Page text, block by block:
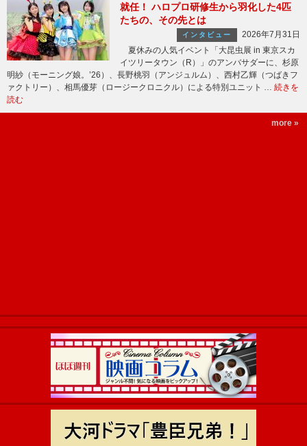
就任！ ハロプロ研修生から羽化した4匹
たちの、その先とは
インタビュー
2026年7月31日
夏休みの人気イベント「大昆虫展 in 東京スカ
イツリータウン（R）」のアンバサダーに、杉原
明紗（モーニング娘。’26）、長野桃羽（アンジュルム）、西村乙輝（つばきフ
ァクトリー）、相馬優芽（ロージークロニクル）による特別ユニット … 続きを
読む
more »